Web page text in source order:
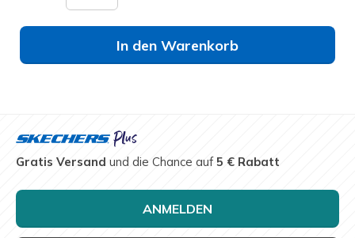
In den Warenkorb
Gratis Versand und die Chance auf5 € Rabatt
ANMELDEN